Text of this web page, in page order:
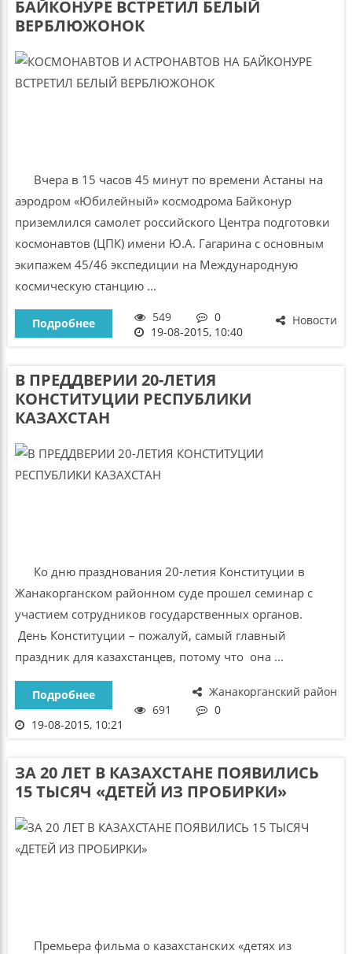
БАЙКОНУРЕ ВСТРЕТИЛ БЕЛЫЙ
ВЕРБЛЮЖОНОК
Вчера в 15 часов 45 минут по времени Астаны на
аэродром «Юбилейный» космодрома Байконур
приземлился самолет российского Центра подготовки
космонавтов (ЦПК) имени Ю.А. Гагарина с основным
экипажем 45/46 экспедиции на Международную
космическую станцию ...
Новости
Подробнее 549
0
19-08-2015, 10:40
В ПРЕДДВЕРИИ 20-ЛЕТИЯ
КОНСТИТУЦИИ РЕСПУБЛИКИ
КАЗАХСТАН
Ко дню празднования 20-летия Конституции в
Жанакорганском районном суде прошел семинар с
участием сотрудников государственных органов.
День Конституции – пожалуй, самый главный
праздник для казахстанцев, потому что она ...
Жанакорганский район
Подробнее
691
0
19-08-2015, 10:21
ЗА 20 ЛЕТ В КАЗАХСТАНЕ ПОЯВИЛИСЬ
15 ТЫСЯЧ «ДЕТЕЙ ИЗ ПРОБИРКИ»
Премьера фильма о казахстанских «детях из